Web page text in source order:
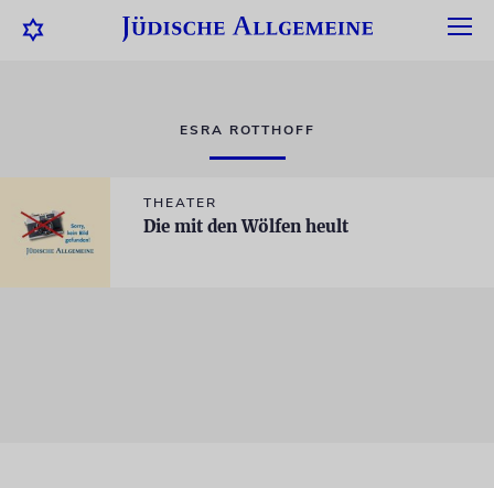
ESRA ROTTHOFF
THEATER
Die mit den Wölfen heult